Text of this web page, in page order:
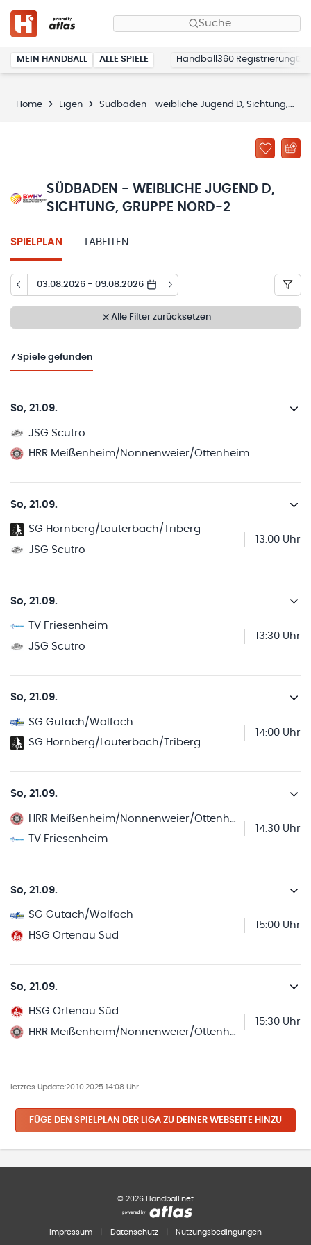
Suche
MEIN HANDBALL ALLE SPIELE Handball360 Registrierung
Home Ligen Südbaden - weibliche Jugend D, Sichtung, Gruppe Nord-2
SÜDBADEN - WEIBLICHE JUGEND D,
SICHTUNG, GRUPPE NORD-2
SPIELPLAN TABELLEN
03.08.2026 - 09.08.2026
Alle Filter zurücksetzen
7 Spiele gefunden
So, 21.09.
JSG Scutro
HRR Meißenheim/Nonnenweier/Ottenheim 2
So, 21.09.
SG Hornberg/Lauterbach/Triberg
JSG Scutro
13:00 Uhr
So, 21.09.
TV Friesenheim
JSG Scutro
13:30 Uhr
So, 21.09.
SG Gutach/Wolfach
SG Hornberg/Lauterbach/Triberg
14:00 Uhr
So, 21.09.
TV Friesenheim
14:30 Uhr
So, 21.09.
SG Gutach/Wolfach
HSG Ortenau Süd
15:00 Uhr
So, 21.09.
HSG Ortenau Süd
15:30 Uhr
letztes Update:20.10.2025 14:08 Uhr
FÜGE DEN SPIELPLAN DER LIGA ZU DEINER WEBSEITE HINZU
© 2026 Handball.net
Impressum Datenschutz Nutzungsbedingungen